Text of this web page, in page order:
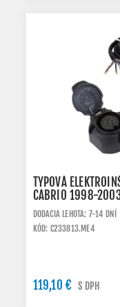
TYPOVÁ
CABRIO 1998-
DODACIA LEHOTA: 7-14 DNÍ
KÓD: C233813.ME4
119,10 € S DPH